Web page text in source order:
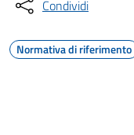
Condividi
Normativa di riferimento